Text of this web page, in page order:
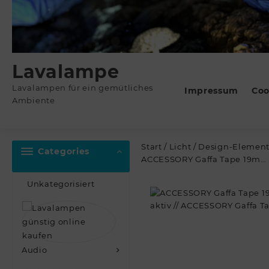
Lavalampe
Lavalampen für ein gemütliches
Ambiente
Impressum
Categories
Unkategorisiert
Audio
Start / Licht / Design-
ACCESSORY Gaffa Tape 19m…